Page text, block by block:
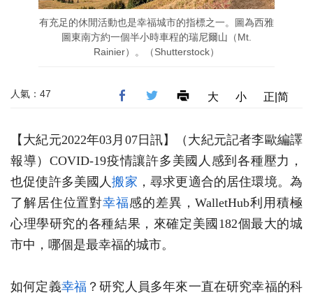
有充足的休閒活動也是幸福城市的指標之一。圖為西雅
圖東南方約一個半小時車程的瑞尼爾山（Mt.
Rainier）。（Shutterstock）
人氣：47 大 小 正|简
【大紀元2022年03月07日訊】（大紀元記者李歐編譯
報導）COVID-19疫情讓許多美國人感到各種壓力，
也促使許多美國人搬家 ，尋求更適合的居住環境。為
了解居住位置對幸福感的差異，WalletHub利用積極
心理學研究的各種結果，來確定美國182個最大的城
市中，哪個是最幸福的城市。
如何定義幸福 ？研究人員多年來一直在研究幸福的科